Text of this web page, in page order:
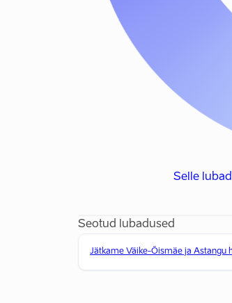
Selle
Seotud lubadused
Jätkame Väike-Õismäe ja Astangu